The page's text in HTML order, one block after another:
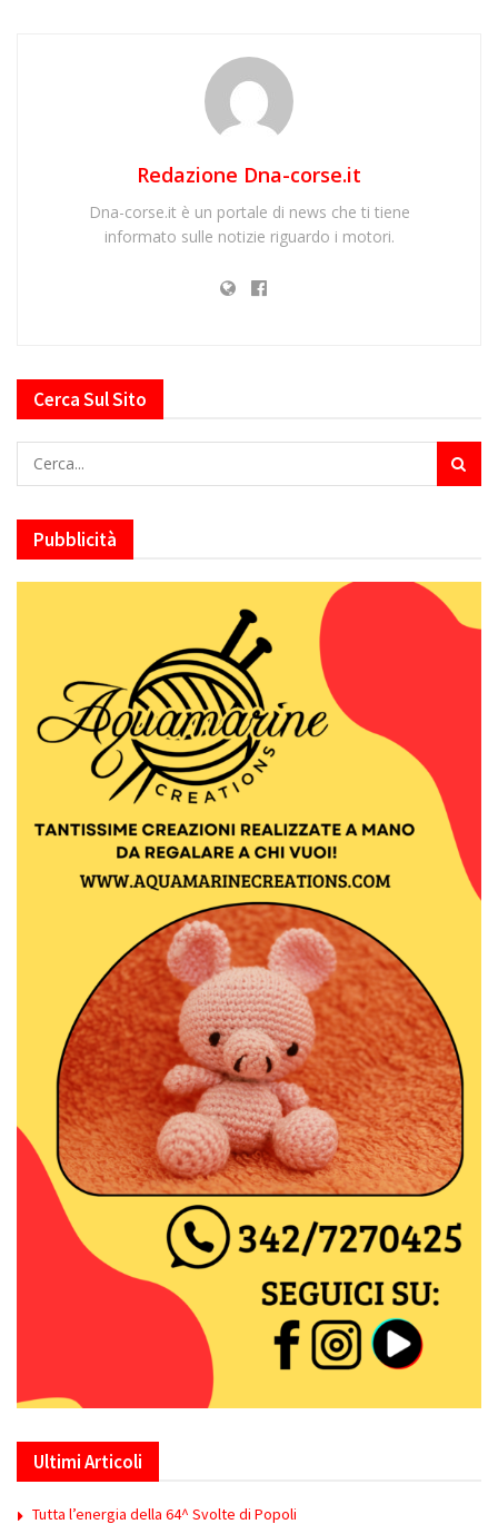
Redazione Dna-corse.it
Dna-corse.it è un portale di news che ti tiene
informato sulle notizie riguardo i motori.
Cerca Sul Sito
Pubblicità
Ultimi Articoli
Tutta l’energia della 64^ Svolte di Popoli